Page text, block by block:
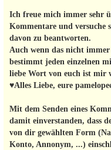
Ich freue mich immer sehr
Kommentare und versuche
davon zu beantworten.
Auch wenn das nicht
bestimmt jeden einzelnen
liebe Wort von euch ist mir
♥Alles Liebe, eure
Mit dem Senden eines
damit einverstanden, dass
von dir gewählten Form
Konto, Annonym, ...)